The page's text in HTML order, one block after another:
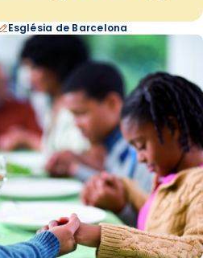
Església de Barcelona